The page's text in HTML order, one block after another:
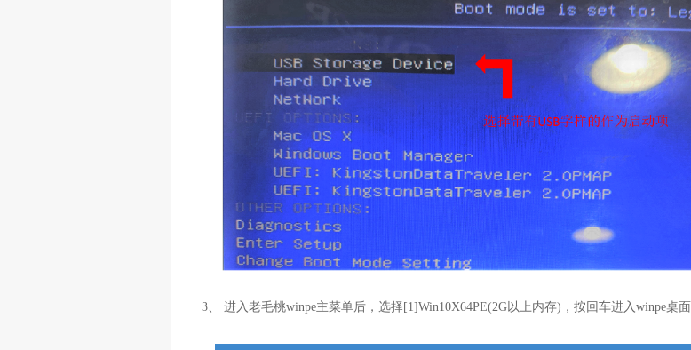
3、 进入老毛桃winpe主菜单后，选择[1]Win10X64PE(2G以上内存)，按回车进入winpe桌面